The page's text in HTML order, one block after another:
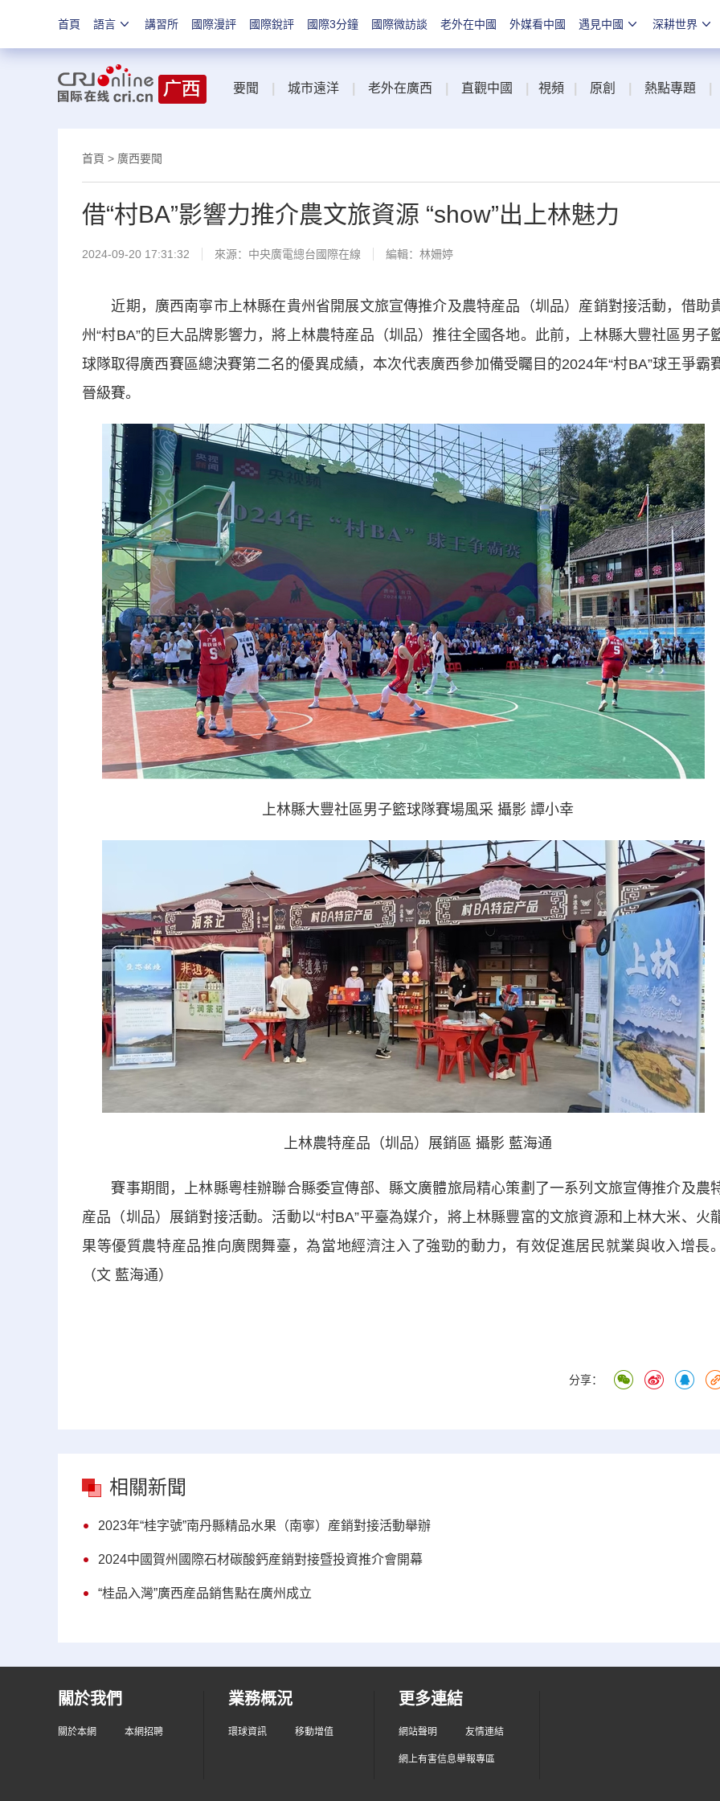
首頁 語言 講習所 國際漫評 國際銳評 國際3分鐘 國際微訪談 老外在中國 外媒看中國 遇見中國 深耕世界
要聞 城市遠洋 老外在廣西 直觀中國 視頻 原創 熱點專題
首頁 > 廣西要聞
借“村BA”影響力推介農文旅資源 “show”出上林魅力
2024-09-20 17:31:32 來源：中央廣電總台國際在線 編輯：林姍婷
近期，廣西南寧市上林縣在貴州省開展文旅宣傳推介及農特産品（圳品）産銷對接活動，借助
州“村BA”的巨大品牌影響力，將上林農特産品（圳品）推往全國各地。此前，上林縣大豐社區男子
球隊取得廣西賽區總決賽第二名的優異成績，本次代表廣西參加備受矚目的2024年“村BA”球王爭霸
晉級賽。
上林縣大豐社區男子籃球隊賽場風采 攝影 譚小幸
上林農特産品（圳品）展銷區 攝影 藍海通
賽事期間，上林縣粵桂辦聯合縣委宣傳部、縣文廣體旅局精心策劃了一系列文旅宣傳推介及農
産品（圳 品）展銷對接活動。活動以“村BA”平臺為媒介，將上林縣豐富的文旅資源和上林大米、火
果等優質農特産品推向廣闊舞臺，為當地經濟注入了強勁的動力，有效促進居民就業與收入增長。
（文 藍海通）
分享：
相關新聞
2023年“桂字號”南丹縣精品水果（南寧）産銷對接活動舉辦
2024中國賀州國際石材碳酸鈣産銷對接暨投資推介會開幕
“桂品入灣”廣西産品銷售點在廣州成立
關於我們
關於本網 本網招聘
業務概況
環球資訊 移動增值
更多連結
網站聲明 友情連結
網上有害信息舉報專區